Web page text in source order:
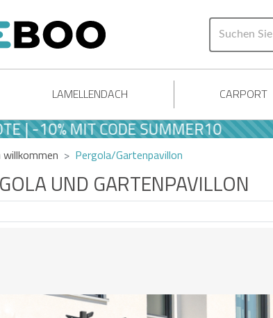
LAMELLENDACH CARPORT
CODE SUMMER10
willkommen Pergola/Gartenpavillon
UND GARTENPAVILLON